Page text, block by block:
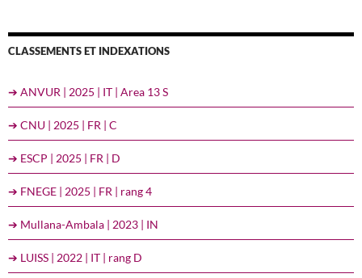
CLASSEMENTS ET INDEXATIONS
➔ ANVUR | 2025 | IT | Area 13 S
➔ CNU | 2025 | FR | C
➔ ESCP | 2025 | FR | D
➔ FNEGE | 2025 | FR | rang 4
➔ Mullana-Ambala | 2023 | IN
➔ LUISS | 2022 | IT | rang D